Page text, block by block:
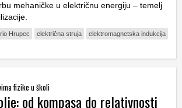
mehaničke u električnu energiju – temelj
Hrupec električna struja elektromagnetska indukcija
fizike u školi
od kompasa do relativnosti